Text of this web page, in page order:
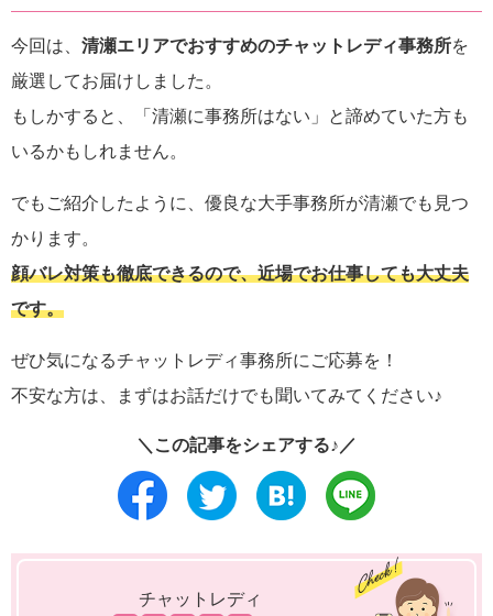
今回は、 清瀬エリアでおすすめのチャットレディ事務所を
厳選してお届けしました。
もしかすると、「清瀬に事務所はない」と諦めていた方も
いるかもしれません。
でもご紹介したように、優良な大手事務所が清瀬でも見つ
かります。
顔バレ対策も徹底できるので、近場でお仕事しても大丈夫
です。
ぜひ気になるチャットレディ事務所にご応募を！
不安な方は、まずはお話だけでも聞いてみてください♪
＼この記事をシェアする♪／
チャットレディ